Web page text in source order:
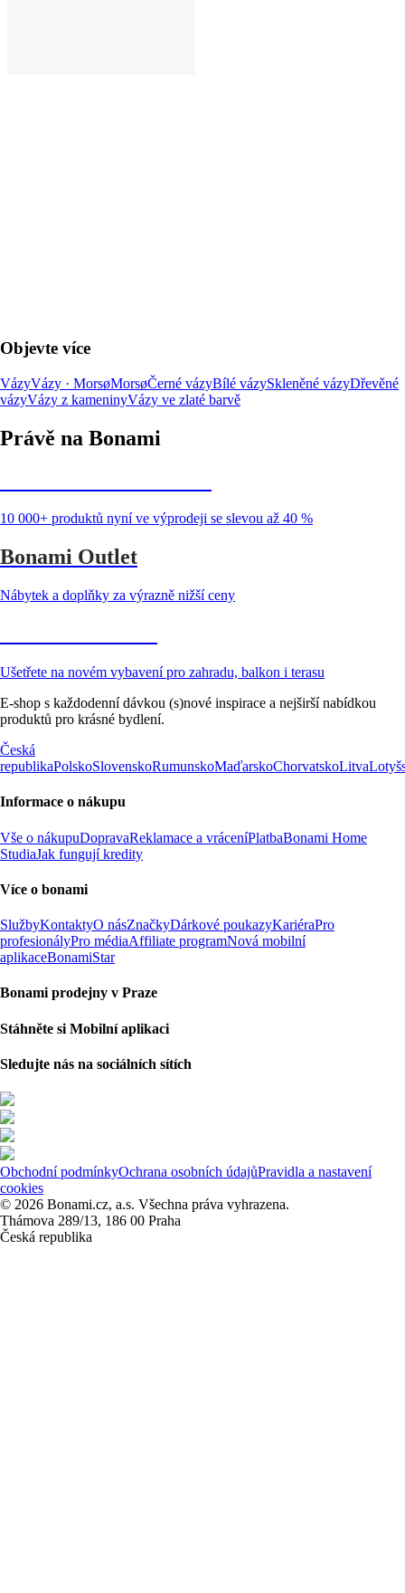
Objevte více
VázyVázy · MorsøMorsøČerné vázyBílé vázySkleněné vázyDřevěné
vázyVázy z kameninyVázy ve zlaté barvě
Právě na Bonami
10 000+ produktů nyní ve výprodeji se slevou až 40 %
Bonami Outlet
Nábytek a doplňky za výrazně nižší ceny
Ušetřete na novém vybavení pro zahradu, balkon i terasu
E-shop s každodenní dávkou (s)nové inspirace a nejširší nabídkou
produktů pro krásné bydlení.
Česká
republikaPolskoSlovenskoRumunskoMaďarskoChorvatskoLitva
Informace o nákupu
Vše o nákupuDopravaReklamace a vráceníPlatbaBonami Home
StudiaJak fungují kredity
Více o bonami
SlužbyKontaktyO násZnačkyDárkové poukazyKariéraPro
profesionályPro médiaAffiliate programNová mobilní
aplikaceBonamiStar
Bonami prodejny v Praze
Stáhněte si Mobilní aplikaci
Sledujte nás na sociálních sítích
Obchodní podmínkyOchrana osobních údajůPravidla a nastavení
cookies
© 2026 Bonami.cz, a.s. Všechna práva vyhrazena.
Thámova 289/13, 186 00 Praha
Česká republika